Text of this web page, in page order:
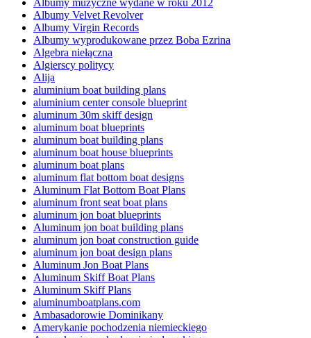
Albumy muzyczne wydane w roku 2012
Albumy Velvet Revolver
Albumy Virgin Records
Albumy wyprodukowane przez Boba Ezrina
Algebra niełączna
Algierscy politycy
Alija
aluminium boat building plans
aluminium center console blueprint
aluminum 30m skiff design
aluminum boat blueprints
aluminum boat building plans
aluminum boat house blueprints
aluminum boat plans
aluminum flat bottom boat designs
Aluminum Flat Bottom Boat Plans
aluminum front seat boat plans
aluminum jon boat blueprints
Aluminum jon boat building plans
aluminum jon boat construction guide
aluminum jon boat design plans
Aluminum Jon Boat Plans
Aluminum Skiff Boat Plans
Aluminum Skiff Plans
aluminumboatplans.com
Ambasadorowie Dominikany
Amerykanie pochodzenia niemieckiego